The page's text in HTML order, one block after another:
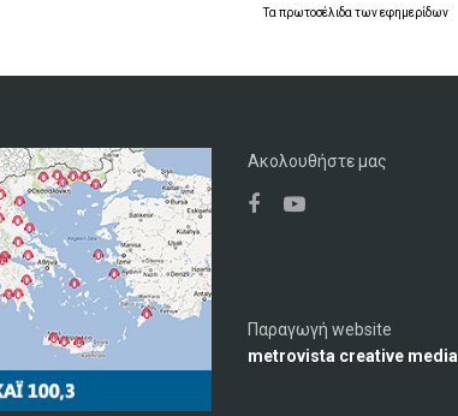
Τα πρωτοσέλιδα τωνεφημερίδων
Ακολουθήστε μας
Παραγωγή website
metrovista creative media